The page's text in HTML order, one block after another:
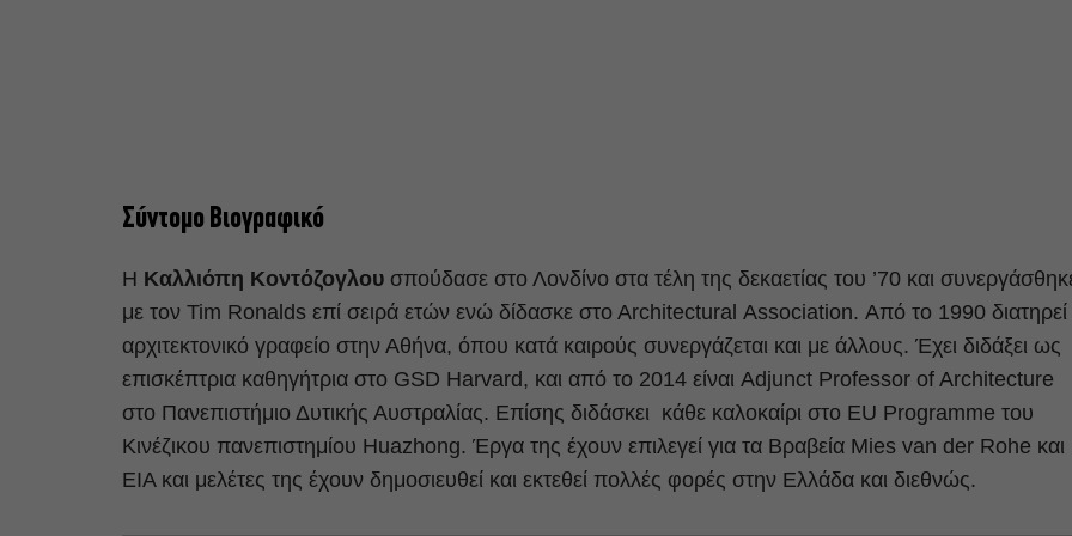
Σύντομο Βιογραφικό
Η Καλλιόπη Κοντόζογλου σπούδασε στο Λονδίνο στα τέλη της δεκαετίας του ’70 και
με τον Tim Ronalds επί σειρά ετών ενώ δίδασκε στο Αrchitectural Αssociation. Από το 1990 διατηρεί
αρχιτεκτονικό γραφείο στην Αθήνα, όπου κατά καιρούς συνεργάζεται και με άλλους. Έχει διδάξει ως
επισκέπτρια καθηγήτρια στο GSD Harvard, και από το 2014 είναι Adjunct Professor of Architecture
στο Πανεπιστήμιο Δυτικής Αυστραλίας. Επίσης διδάσκει κάθε καλοκαίρι στο EU Programme του
Κινέζικου πανεπιστημίου Huazhong. Έργα της έχουν επιλεγεί για τα Βραβεία Mies van der Rohe και
ΕΙΑ και μελέτες της έχουν δημοσιευθεί και εκτεθεί πολλές φορές στην Ελλάδα και διεθνώς.